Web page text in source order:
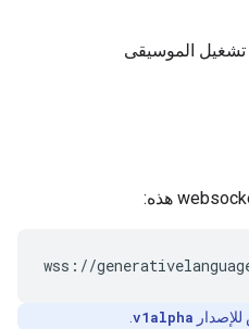
الموسيقى
v1alpha